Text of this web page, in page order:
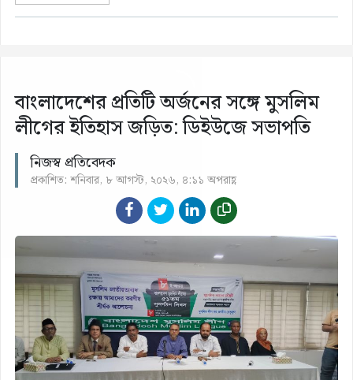
বাংলাদেশের প্রতিটি অর্জনের সঙ্গে মুসলিম
লীগের ইতিহাস জড়িত: ডিইউজে সভাপতি
নিজস্ব প্রতিবেদক
প্রকাশিত: শনিবার, ৮ আগস্ট, ২০২৬, ৪:১১ অপরাহ্ণ